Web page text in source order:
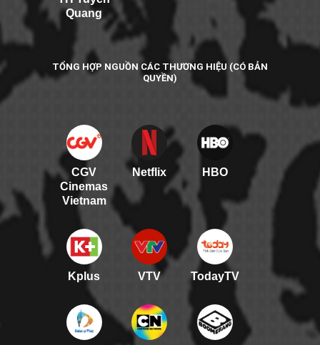
Quang
TỔNG HỢP NGUỒN CÁC THƯƠNG HIỆU (CÓ BẢN
QUYỀN)
CGV
Cinemas
Vietnam
Netflix HBO
Kplus VTV TodayTV